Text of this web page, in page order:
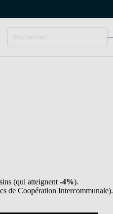
(qui atteignent -4%).
de Coopération Intercommunale).